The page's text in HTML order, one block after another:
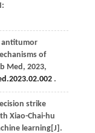
antitumor
of
Med , 2023,
.
strike
Xiao-Chai-hu
learning[J].